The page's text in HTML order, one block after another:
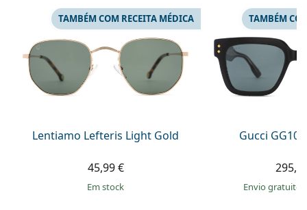
Lentiamo Lefteris Light Gold
TAMBÉM COM RECEITA MÉDICA
45,99 €
em stock
Gucci
TAMBÉM
Envio gratuito